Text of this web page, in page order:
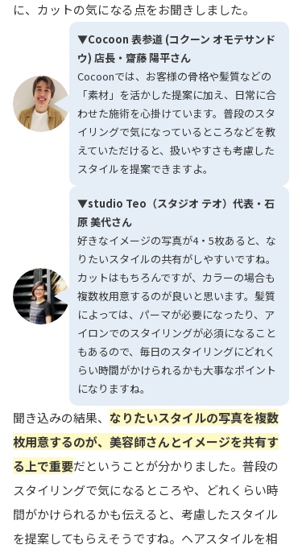
に、カットの気になる点をお聞きしました。
▼Cocoon 表参道 (コクーン オモテサンド
ウ) 店長・齋藤 陽平さん
Cocoonでは、お客様の骨格や髪質などの
「素材」を活かした提案に加え、日常に合
わせた施術を心掛けています。普段のスタ
イリングで気になっているところなどを教
えていただけると、扱いやすさも考慮した
スタイルを提案できますよ。
▼studio Teo（スタジオ テオ）代表・石
原 美代さん
好きなイメージの写真が4・5枚あると、な
りたいスタイルの共有がしやすいですね。
カットはもちろんですが、カラーの場合も
複数枚用意するのが良いと思います。髪質
によっては、パーマが必要になったり、ア
イロンでのスタイリングが必須になること
もあるので、毎日のスタイリングにどれく
らい時間がかけられるかも大事なポイント
になりますね。
聞き込みの結果、 なりたいスタイルの写真を複数
枚用意するのが、美容師さんとイメージを共有す
る上で重要だということが分かりました。普段の
スタイリングで気になるところや、どれくらい時
間がかけられるかも伝えると、考慮したスタイル
を提案してもらえそうですね。ヘアスタイルを相